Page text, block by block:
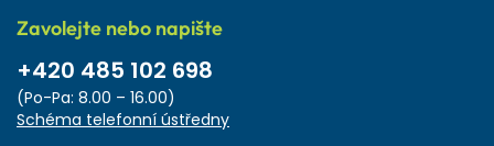
Zavolejte nebo napište
+420 485 102 698
(Po-Pa: 8.00 – 16.00)
Schéma telefonní ústředny